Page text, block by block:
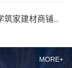
MORE+
筑家建材商铺..